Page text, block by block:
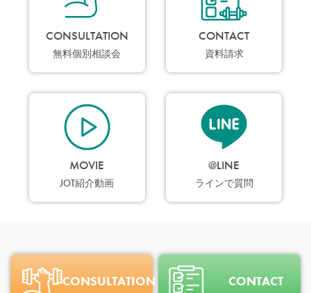
CONSULTATION
無料個別相談会
CONTACT
資料請求
MOVIE
JOT紹介動画
@LINE
ラインで質問
CONSULTATION CONTACT